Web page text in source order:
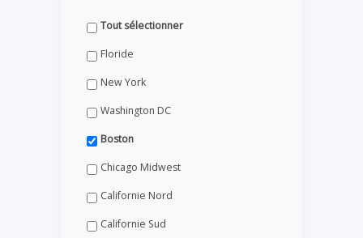
Tout sélectionner
Floride
New York
Washington DC
Boston
Chicago Midwest
Californie Nord
Californie Sud